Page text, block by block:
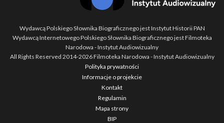
Wydawcą Polskiego Słownika Biograficznego jest Instytut Historii PAN
Wydawcą Internetowego Polskiego Słownika Biograficznego jest Filmoteka
Narodowa - Instytut Audiowizualny
All Rights Reserved 2014-2026Filmoteka Narodowa - Instytut Audiowizualny
Polityka prywatności
Informacje o projekcie
Kontakt
Regulamin
Mapa strony
BIP